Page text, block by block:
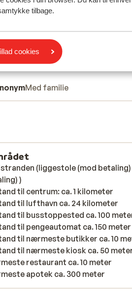
tilbage.
cookies
zeer vriendelijk en gastvrij
zeer vriendelijk en gastvrij
Med familie
(liggestole (mod
)
til centrum: ca. 1 kilometer
til lufthavn ca. 24 kilometer
til busstoppested ca. 100
til pengeautomat ca. 150 meter
til nærmeste butikker ca. 10
til nærmeste kiosk ca. 50
restaurant ca. 10 meter
apotek ca. 300 meter